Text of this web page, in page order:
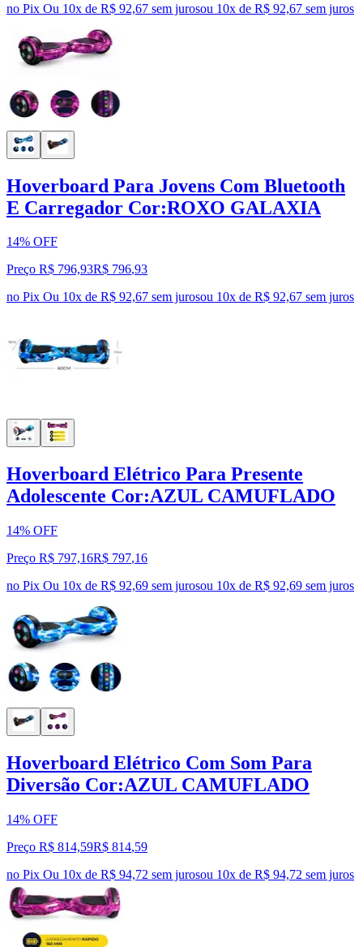
no Pix Ou 10x de R$ 92,67 sem jurosou 10x de R$ 92,67 sem juros
Hoverboard Para Jovens Com Bluetooth
E Carregador Cor:ROXO GALAXIA
14% OFF
Preço R$ 796,93R$ 796,93
no Pix Ou 10x de R$ 92,67 sem jurosou 10x de R$ 92,67 sem juros
Hoverboard Elétrico Para Presente
Adolescente Cor:AZUL CAMUFLADO
14% OFF
Preço R$ 797,16R$ 797,16
no Pix Ou 10x de R$ 92,69 sem jurosou 10x de R$ 92,69 sem juros
Hoverboard Elétrico Com Som Para
Diversão Cor:AZUL CAMUFLADO
14% OFF
Preço R$ 814,59R$ 814,59
no Pix Ou 10x de R$ 94,72 sem jurosou 10x de R$ 94,72 sem juros